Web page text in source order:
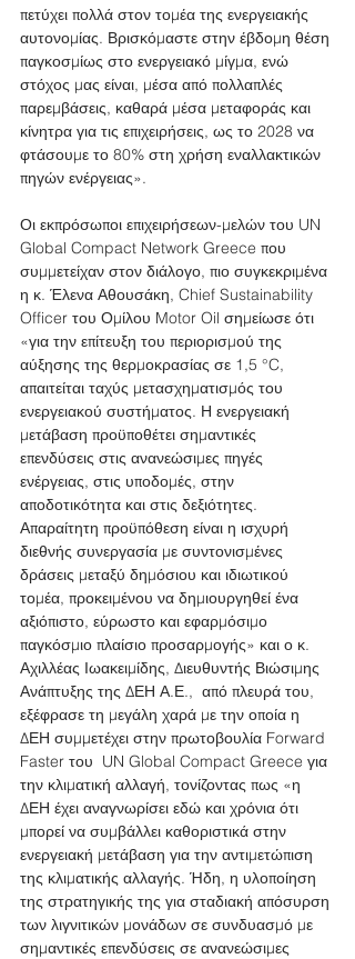
πετύχει πολλά στον τομέα της ενεργειακής
αυτονομίας. Βρισκόμαστε στην έβδομη θέση
παγκοσμίως στο ενεργειακό μίγμα, ενώ
στόχος μας είναι, μέσα από πολλαπλές
παρεμβάσεις, καθαρά μέσα μεταφοράς και
κίνητρα για τις επιχειρήσεις, ως το 2028 να
φτάσουμε το 80% στη χρήση εναλλακτικών
πηγών ενέργειας».
Οι εκπρόσωποι επιχειρήσεων-μελών του UN
Global Compact Network Greece που
συμμετείχαν στον διάλογο, πιο συγκεκριμένα
η κ. Έλενα Αθουσάκη, Chief Sustainability
Officer του Ομίλου Motor Oil σημείωσε ότι
«για την επίτευξη του περιορισμού της
αύξησης της θερμοκρασίας σε 1,5 °C,
απαιτείται ταχύς μετασχηματισμός του
ενεργειακού συστήματος. Η ενεργειακή
μετάβαση προϋποθέτει σημαντικές
επενδύσεις στις ανανεώσιμες πηγές
ενέργειας, στις υποδομές, στην
αποδοτικότητα και στις δεξιότητες.
Απαραίτητη προϋπόθεση είναι η ισχυρή
διεθνής συνεργασία με συντονισμένες
δράσεις μεταξύ δημόσιου και ιδιωτικού
τομέα, προκειμένου να δημιουργηθεί ένα
αξιόπιστο, εύρωστο και εφαρμόσιμο
παγκόσμιο πλαίσιο προσαρμογής» και ο κ.
Αχιλλέας Ιωακειμίδης, Διευθυντής Βιώσιμης
Ανάπτυξης της ΔΕΗ Α.Ε.,  από πλευρά του,
εξέφρασε τη μεγάλη χαρά με την οποία η
ΔΕΗ συμμετέχει στην πρωτοβουλία Forward
Faster του  UN Global Compact Greece για
την κλιματική αλλαγή, τονίζοντας πως «η
ΔΕΗ έχει αναγνωρίσει εδώ και χρόνια ότι
μπορεί να συμβάλλει καθοριστικά στην
ενεργειακή μετάβαση για την αντιμετώπιση
της κλιματικής αλλαγής. Ήδη, η υλοποίηση
της στρατηγικής της για σταδιακή απόσυρση
των λιγνιτικών μονάδων σε συνδυασμό με
σημαντικές επενδύσεις σε ανανεώσιμες